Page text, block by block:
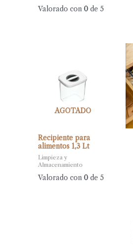
Valorado con0 de 5
AGOTADO
Recipiente para
alimentos 1,3 Lt
Limpieza y
Almacenamiento
Valorado con0 de 5